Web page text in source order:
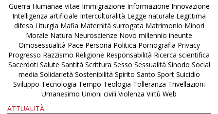
Guerra Humanae vitae Immigrazione Informazione Innovazione
Intelligenza artificiale Interculturalità Legge naturale Legittima
difesa Liturgia Mafia Maternità surrogata Matrimonio Minori
Morale Natura Neuroscienze Novo millennio ineunte
Omosessualità Pace Persona Politica Pornografia Privacy
Progresso Razzismo Religione Responsabilità Ricerca scientifica
Sacerdoti Salute Santità Scrittura Sesso Sessualità Sinodo Social
media Solidarietà Sostenibilità Spirito Santo Sport Suicidio
Sviluppo Tecnologia Tempo Teologia Tolleranza Trivellazioni
Umanesimo Unioni civili Violenza Virtù Web
ATTUALITÀ